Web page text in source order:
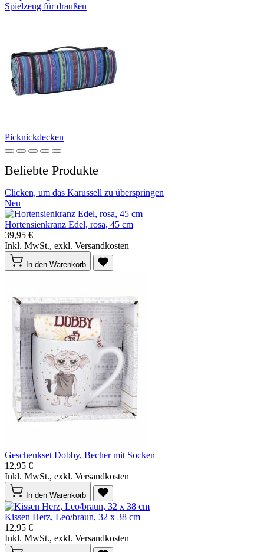
Spielzeug für draußen
Picknickdecken
Beliebte Produkte
Clicken, um das Karussell zu überspringen
Neu
Hortensienkranz Edel, rosa, 45 cm
39,95 €
Inkl. MwSt., exkl. Versandkosten
In den Warenkorb
Geschenkset Dobby, Becher mit Socken
12,95 €
Inkl. MwSt., exkl. Versandkosten
In den Warenkorb
Kissen Herz, Leo/braun, 32 x 38 cm
12,95 €
Inkl. MwSt., exkl. Versandkosten